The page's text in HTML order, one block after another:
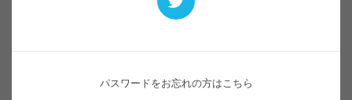
パスワードをお忘れの方はこちら